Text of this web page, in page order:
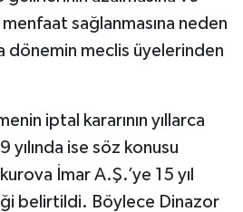
sağlanmasına neden
dönemin meclis üyelerinden
iptal kararının yıllarca
yılında ise söz konusu
İmar A.Ş.’ye 15 yıl
belirtildi. Böylece Dinazor